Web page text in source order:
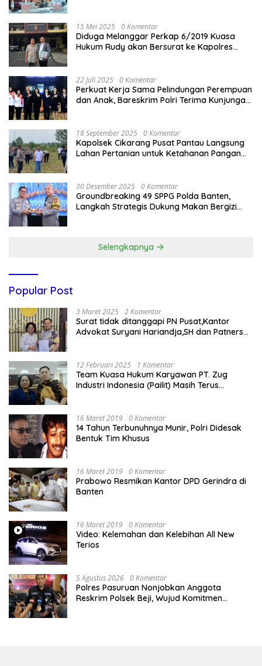
15 Mei 2025 0 Komentar
Diduga Melanggar Perkap 6/2019 Kuasa
Hukum Rudy akan Bersurat ke Kapolres
22 Juli 2025 0 Komentar
Perkuat Kerja Sama Pelindungan Perempuan
dan Anak, Bareskrim Polri Terima Kunjungan
18 September 2025 0 Komentar
Kapolsek Cikarang Pusat Pantau Langsung
Lahan Pertanian untuk Ketahanan Pangan
30 Desember 2025 0 Komentar
Groundbreaking 49 SPPG Polda Banten,
Langkah Strategis Dukung Makan Bergizi
Selengkapnya
Popular Post
3 Maret 2025 2 Komentar
Surat tidak ditanggapi PN Pusat,Kantor
Advokat Suryani Hariandja,SH dan Patners
12 Februari 2025 1 Komentar
Team Kuasa Hukum Karyawan PT. Zug
Industri Indonesia (Pailit) Masih Terus
16 Maret 2019 0 Komentar
14 Tahun Terbunuhnya Munir, Polri Didesak
Bentuk Tim Khusus
16 Maret 2019 0 Komentar
Prabowo Resmikan Kantor DPD Gerindra di
Banten
16 Maret 2019 0 Komentar
Video: Kelemahan dan Kelebihan All New
Terios
5 Agustus 2026 0 Komentar
Polres Pasuruan Nonjobkan Anggota
Reskrim Polsek Beji, Wujud Komitmen